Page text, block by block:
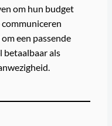
om hun budget
een passende
betaalbaar als